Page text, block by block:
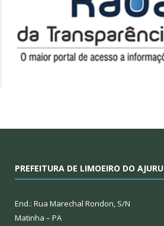
PREFEITURA DE LIMOEIRO DO AJURU
End.: Rua Marechal Rondon, S/N
Matinha – PA